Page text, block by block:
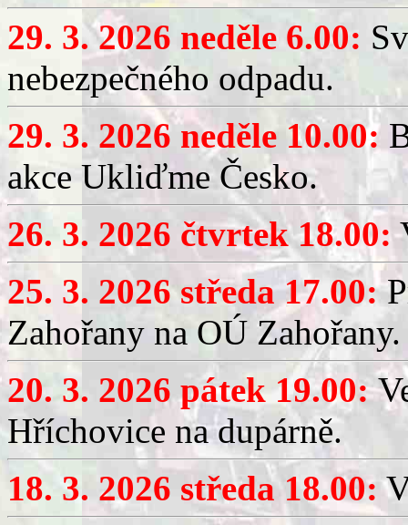
29. 3. 2026 neděle 6.00:
nebezpečného odpadu.
29. 3. 2026 neděle 10.00:
akce Ukliďme Česko.
26. 3. 2026 čtvrtek 18.00:
25. 3. 2026 středa 17.00:
Zahořany na OÚ Zahořany.
20. 3. 2026 pátek 19.00:
Hříchovice na dupárně.
18. 3. 2026 středa 18.00: